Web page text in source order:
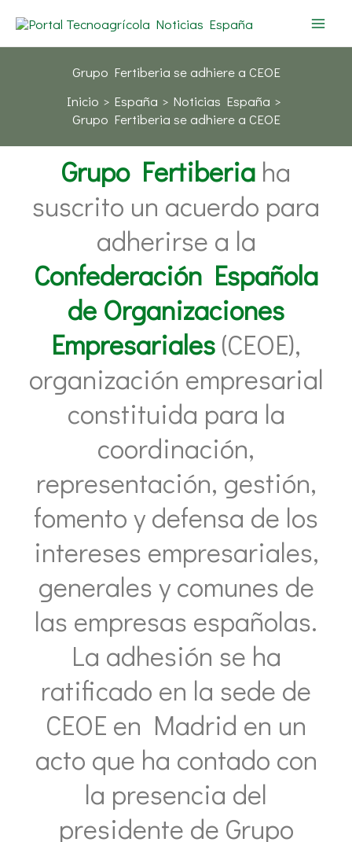
contenido
Grupo Fertiberia se adhiere a CEOE
Inicio
España
Noticias España
Grupo Fertiberia se adhiere a CEOE
Grupo Fertiberia ha
suscrito un acuerdo para
adherirse a la
Confederación Española
de Organizaciones
Empresariales (CEOE),
organización empresarial
constituida para la
coordinación,
representación, gestión,
fomento y defensa de los
intereses empresariales,
generales y comunes de
las empresas españolas.
La adhesión se ha
ratificado en la sede de
CEOE en Madrid en un
acto que ha contado con
la presencia del
presidente de Grupo